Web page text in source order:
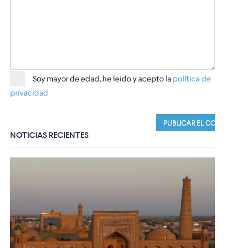
Soy mayor de edad, he leido y acepto la política de
privacidad
NOTICIAS RECIENTES